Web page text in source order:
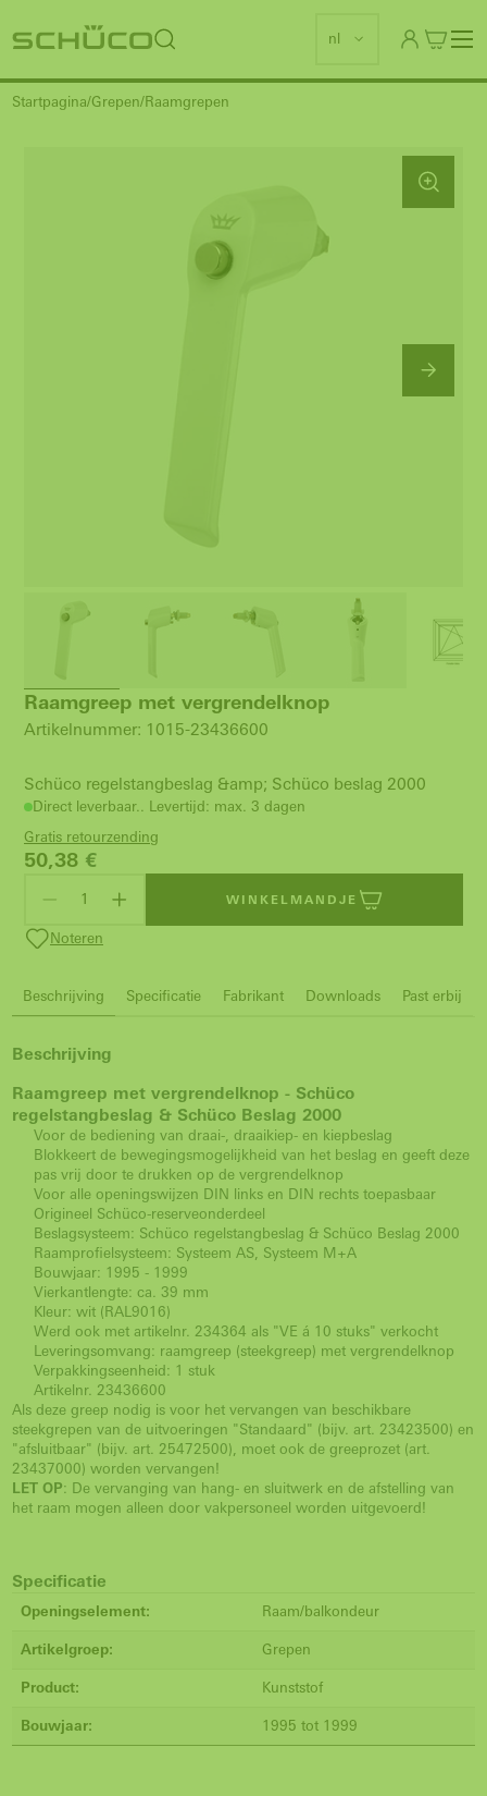
nl
Startpagina Grepen Raamgrepen
Raamgreep met vergrendelknop
Artikelnummer: 1015-23436600
Schüco regelstangbeslag &amp; Schüco beslag 2000
Direct leverbaar.. Levertijd: max. 3 dagen
Gratis retourzending
50,38 €
WINKELMANDJE
Noteren
Beschrijving Specificatie Fabrikant Downloads Past erbij
Beschrijving
Raamgreep met vergrendelknop - Schüco
regelstangbeslag & Schüco Beslag 2000
Voor de bediening van draai-, draaikiep- en kiepbeslag
Blokkeert de bewegingsmogelijkheid van het beslag en geeft deze
pas vrij door te drukken op de vergrendelknop
Voor alle openingswijzen DIN links en DIN rechts toepasbaar
Origineel Schüco-reserveonderdeel
Beslagsysteem: Schüco regelstangbeslag & Schüco Beslag 2000
Raamprofielsysteem: Systeem AS, Systeem M+A
Bouwjaar: 1995 - 1999
Vierkantlengte: ca. 39 mm
Kleur: wit (RAL9016)
Werd ook met artikelnr. 234364 als "VE á 10 stuks" verkocht
Leveringsomvang: raamgreep (steekgreep) met vergrendelknop
Verpakkingseenheid: 1 stuk
Artikelnr. 23436600
Als deze greep nodig is voor het vervangen van beschikbare
steekgrepen van de uitvoeringen "Standaard" (bijv. art. 23423500) en
"afsluitbaar" (bijv. art. 25472500), moet ook de greeprozet (art.
23437000) worden vervangen!
LET OP: De vervanging van hang- en sluitwerk en de afstelling van
het raam mogen alleen door vakpersoneel worden uitgevoerd!
Specificatie
Openingselement: Raam/balkondeur
Artikelgroep: Grepen
Product: Kunststof
Bouwjaar: 1995 tot 1999